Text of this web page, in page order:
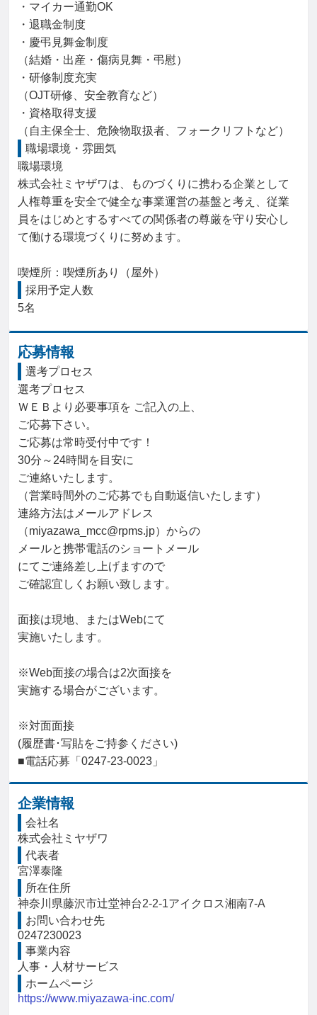
・マイカー通勤OK
・退職金制度
・慶弔見舞金制度
（結婚・出産・傷病見舞・弔慰）
・研修制度充実
（OJT研修、安全教育など）
・資格取得支援
（自主保全士、危険物取扱者、フォークリフトなど）
職場環境・雰囲気
職場環境
株式会社ミヤザワは、ものづくりに携わる企業として
人権尊重を安全で健全な事業運営の基盤と考え、従業
員をはじめとするすべての関係者の尊厳を守り安心し
て働ける環境づくりに努めます。
喫煙所：喫煙所あり（屋外）
採用予定人数
5名
応募情報
選考プロセス
選考プロセス
ＷＥＢより必要事項を ご記入の上、
ご応募下さい。
ご応募は常時受付中です！
30分～24時間を目安に
ご連絡いたします。
（営業時間外のご応募でも自動返信いたします）
連絡方法はメールアドレス
（miyazawa_mcc@rpms.jp）からの
メールと携帯電話のショートメール
にてご連絡差し上げますので
ご確認宜しくお願い致します。
面接は現地、またはWebにて
実施いたします。
※Web面接の場合は2次面接を
実施する場合がございます。
※対面面接
(履歴書･写貼をご持参ください)
■電話応募「0247-23-0023」
企業情報
会社名
株式会社ミヤザワ
代表者
宮澤泰隆
所在住所
神奈川県藤沢市辻堂神台2-2-1アイクロス湘南7-A
お問い合わせ先
0247230023
事業内容
人事・人材サービス
ホームページ
https://www.miyazawa-inc.com/